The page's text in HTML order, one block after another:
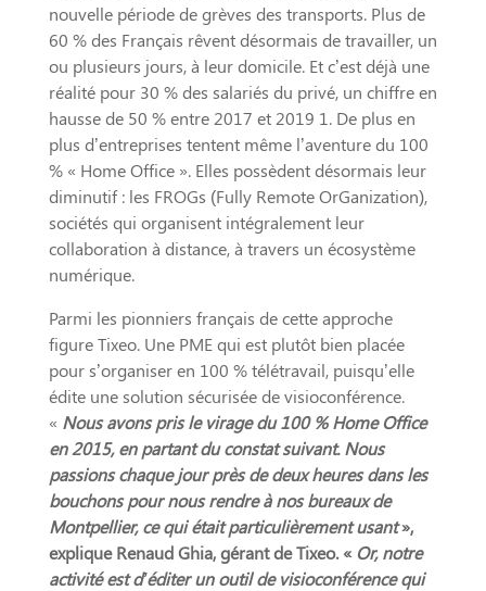
nouvelle période de grèves des transports. Plus de
60 % des Français rêvent désormais de travailler, un
ou plusieurs jours, à leur domicile. Et c’est déjà une
réalité pour 30 % des salariés du privé, un chiffre en
hausse de 50 % entre 2017 et 2019 1. De plus en
plus d’entreprises tentent même l’aventure du 100
% « Home Office ». Elles possèdent désormais leur
diminutif : les FROGs (Fully Remote OrGanization),
sociétés qui organisent intégralement leur
collaboration à distance, à travers un écosystème
numérique.
Parmi les pionniers français de cette approche
figure Tixeo. Une PME qui est plutôt bien placée
pour s’organiser en 100 % télétravail, puisqu’elle
édite une solution sécurisée de visioconférence.
« Nous avons pris le virage du 100 % Home Office
en 2015, en partant du constat suivant. Nous
passions chaque jour près de deux heures dans les
bouchons pour nous rendre à nos bureaux de
Montpellier, ce qui était particulièrement usant»,
explique Renaud Ghia, gérant de Tixeo. « Or, notre
activité est d’éditer un outil de visioconférence qui